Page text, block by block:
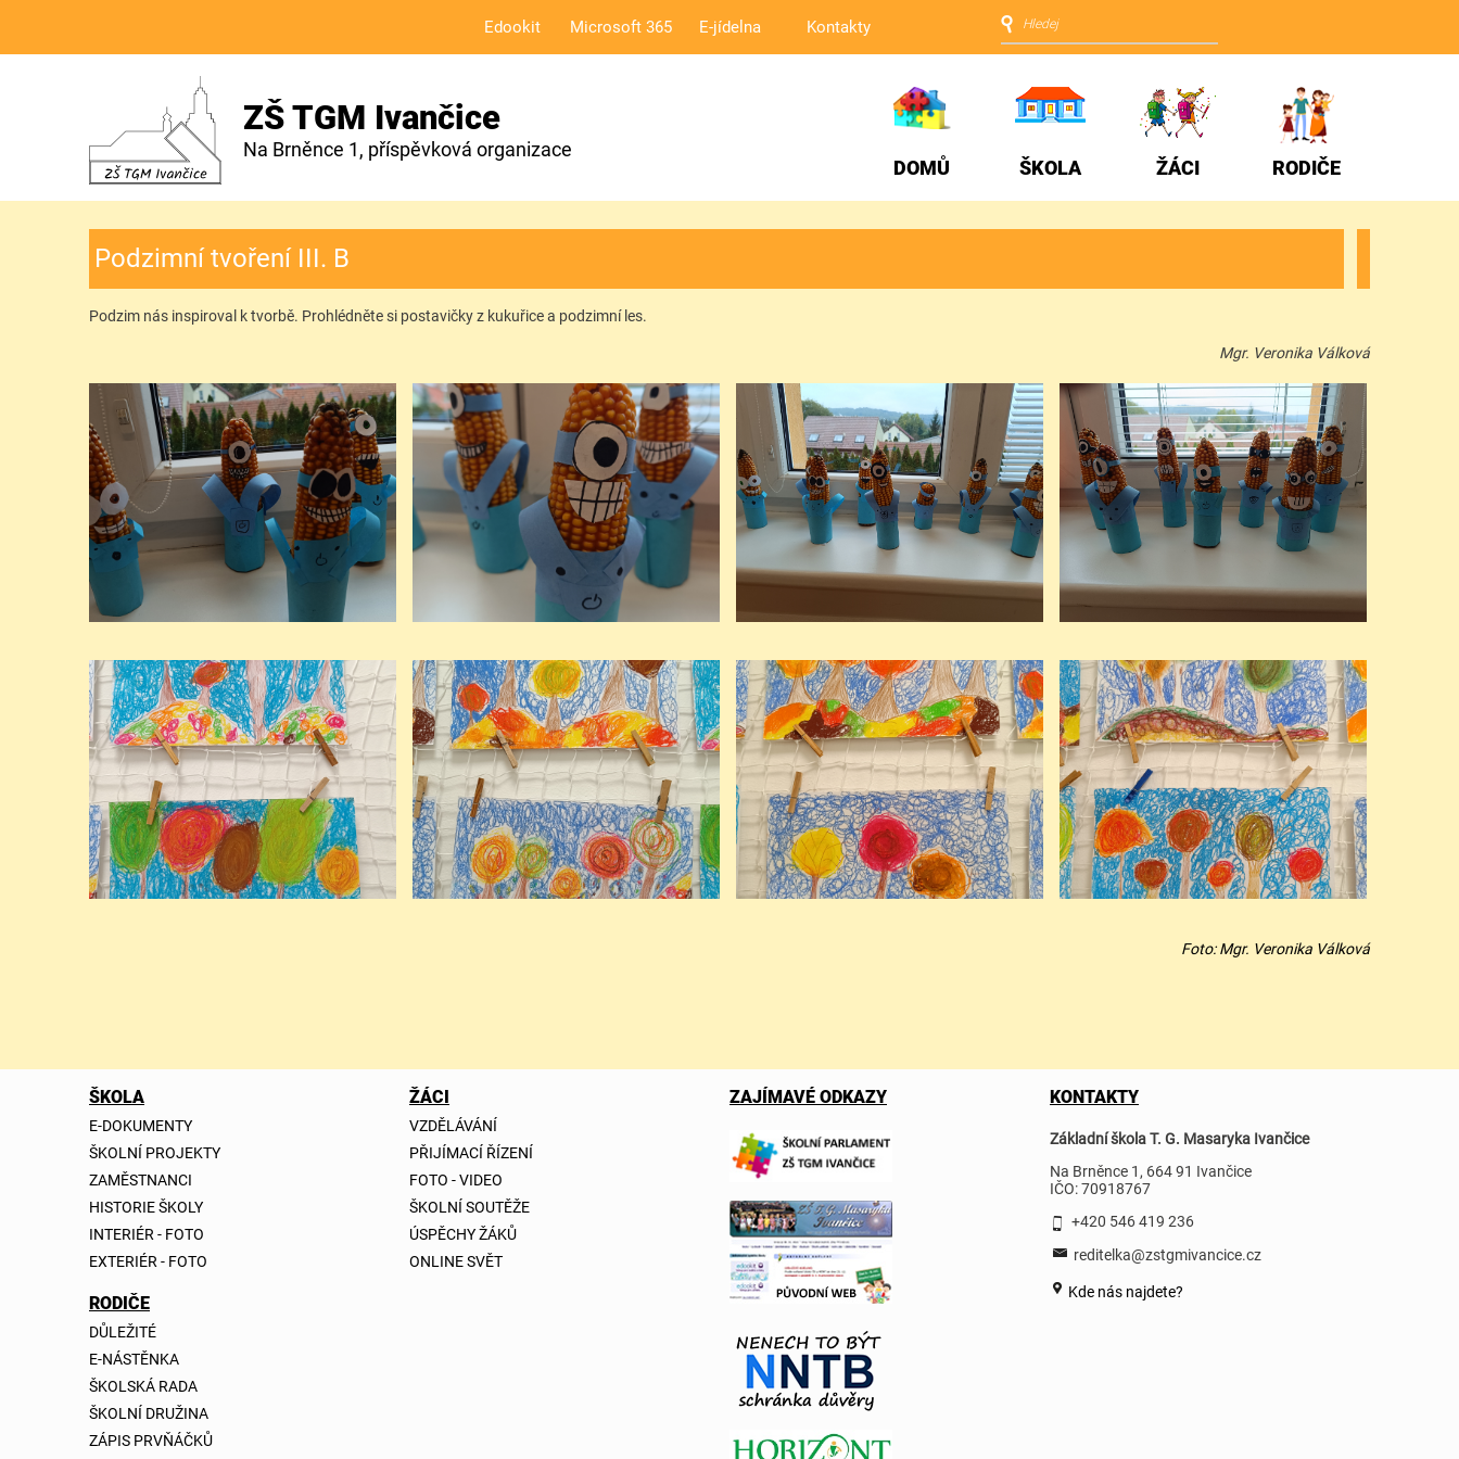
Edookit Microsoft 365 E-jídelna Kontakty
ZŠ TGM Ivančice
Na Brněnce 1, příspěvková organizace
DOMŮ
ŠKOLA ŽÁCI RODIČE
Podzimní tvoření III. B
Podzim nás inspiroval k tvorbě. Prohlédněte si postavičky z kukuřice a podzimní les.
Mgr. Veronika Válková
Foto: Mgr. Veronika Válková
ŠKOLA
E-DOKUMENTY
ŠKOLNÍ PROJEKTY
ZAMĚSTNANCI
HISTORIE ŠKOLY
INTERIÉR - FOTO
EXTERIÉR - FOTO
ŽÁCI
VZDĚLÁVÁNÍ
PŘIJÍMACÍ ŘÍZENÍ
FOTO - VIDEO
ŠKOLNÍ SOUTĚŽE
ÚSPĚCHY ŽÁKŮ
ONLINE SVĚT
RODIČE
DŮLEŽITÉ
E-NÁSTĚNKA
ŠKOLSKÁ RADA
ŠKOLNÍ DRUŽINA
ZÁPIS PRVŇÁČKŮ
ZAJÍMAVÉ ODKAZY KONTAKTY
Základní škola T. G. Masaryka Ivančice
Na Brněnce 1, 664 91 Ivančice
IČO: 70918767
+420 546 419 236
reditelka@zstgmivancice.cz
Kde nás najdete?